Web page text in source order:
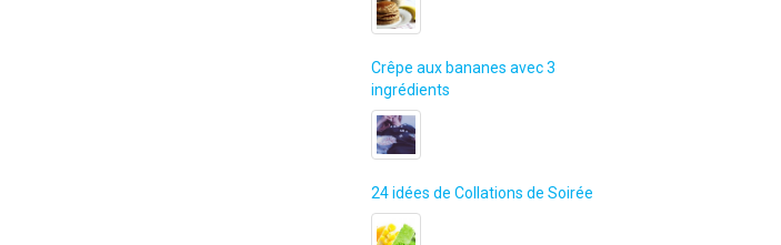
Crêpe aux bananes avec 3
ingrédients
24 idées de Collations de Soirée